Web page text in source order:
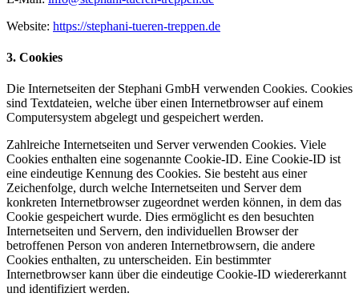
Website: https://stephani-tueren-treppen.de
3. Cookies
Die Internetseiten der Stephani GmbH verwenden Cookies. Cookies
sind Textdateien, welche über einen Internetbrowser auf einem
Computersystem abgelegt und gespeichert werden.
Zahlreiche Internetseiten und Server verwenden Cookies. Viele
Cookies enthalten eine sogenannte Cookie-ID. Eine Cookie-ID ist
eine eindeutige Kennung des Cookies. Sie besteht aus einer
Zeichenfolge, durch welche Internetseiten und Server dem
konkreten Internetbrowser zugeordnet werden können, in dem das
Cookie gespeichert wurde. Dies ermöglicht es den besuchten
Internetseiten und Servern, den individuellen Browser der
betroffenen Person von anderen Internetbrowsern, die andere
Cookies enthalten, zu unterscheiden. Ein bestimmter
Internetbrowser kann über die eindeutige Cookie-ID wiedererkannt
und identifiziert werden.